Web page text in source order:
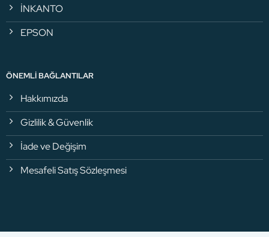
İNKANTO
EPSON
ÖNEMLI BAĞLANTILAR
Hakkımızda
Gizlilik & Güvenlik
İade ve Değişim
Mesafeli Satış Sözleşmesi